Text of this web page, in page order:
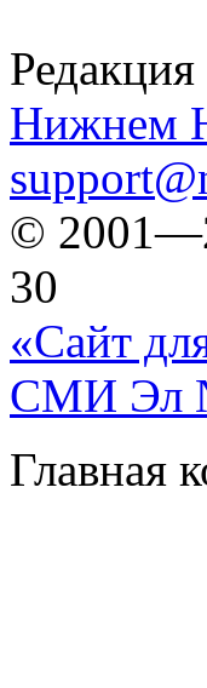
Редакция
Нижнем
©
30
«Сайт
СМИ Эл
Главная